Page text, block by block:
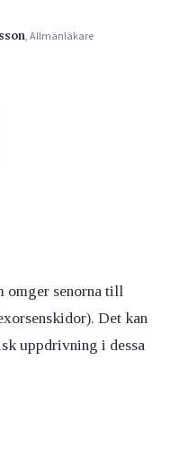
, Allmänläkare
omger senorna till
Det kan
uppdrivning i dessa